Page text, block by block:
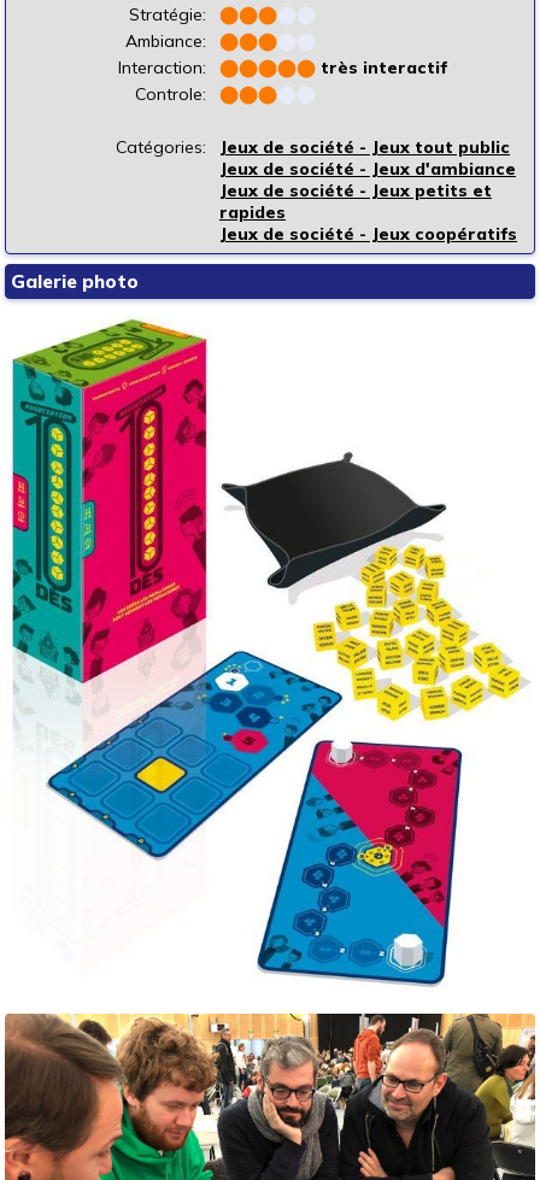
Stratégie:
⬤⬤⬤
Ambiance:
⬤⬤⬤
Interaction:
⬤⬤⬤⬤⬤ très interactif
Controle:
⬤⬤⬤
Catégories:
Jeux de société - Jeux tout public
Jeux de société - Jeux d'ambiance
Jeux de société - Jeux petits et
rapides
Jeux de société - Jeux coopératifs
Galerie photo